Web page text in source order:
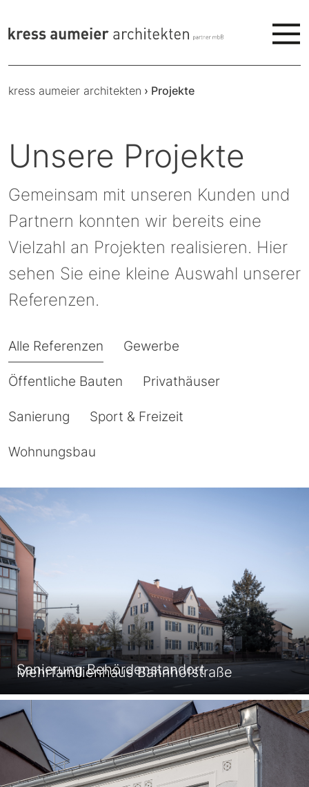
kress aumeier architekten › Projekte
Unsere Projekte
Gemeinsam mit unseren Kunden und
Partnern konnten wir bereits eine
Vielzahl an Projekten realisieren. Hier
sehen Sie eine kleine Auswahl unserer
Referenzen.
Alle Referenzen Gewerbe
Öffentliche Bauten Privathäuser
Sanierung Sport & Freizeit
Wohnungsbau
Sanierung Behördenstandort
Mehrfamilienhaus Bahnhofstraße